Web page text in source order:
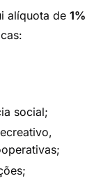
alíquota de 1%
social;